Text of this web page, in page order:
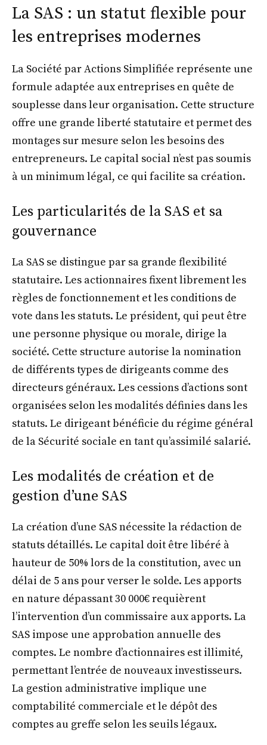
La SAS : un statut flexible pour
les entreprises modernes
La Société par Actions Simplifiée représente une
formule adaptée aux entreprises en quête de
souplesse dans leur organisation. Cette structure
offre une grande liberté statutaire et permet des
montages sur mesure selon les besoins des
entrepreneurs. Le capital social n’est pas soumis
à un minimum légal, ce qui facilite sa création.
Les particularités de la SAS et sa
gouvernance
La SAS se distingue par sa grande flexibilité
statutaire. Les actionnaires fixent librement les
règles de fonctionnement et les conditions de
vote dans les statuts. Le président, qui peut être
une personne physique ou morale, dirige la
société. Cette structure autorise la nomination
de différents types de dirigeants comme des
directeurs généraux. Les cessions d’actions sont
organisées selon les modalités définies dans les
statuts. Le dirigeant bénéficie du régime général
de la Sécurité sociale en tant qu’assimilé salarié.
Les modalités de création et de
gestion d’une SAS
La création d’une SAS nécessite la rédaction de
statuts détaillés. Le capital doit être libéré à
hauteur de 50% lors de la constitution, avec un
délai de 5 ans pour verser le solde. Les apports
en nature dépassant 30 000€ requièrent
l’intervention d’un commissaire aux apports. La
SAS impose une approbation annuelle des
comptes. Le nombre d’actionnaires est illimité,
permettant l’entrée de nouveaux investisseurs.
La gestion administrative implique une
comptabilité commerciale et le dépôt des
comptes au greffe selon les seuils légaux.